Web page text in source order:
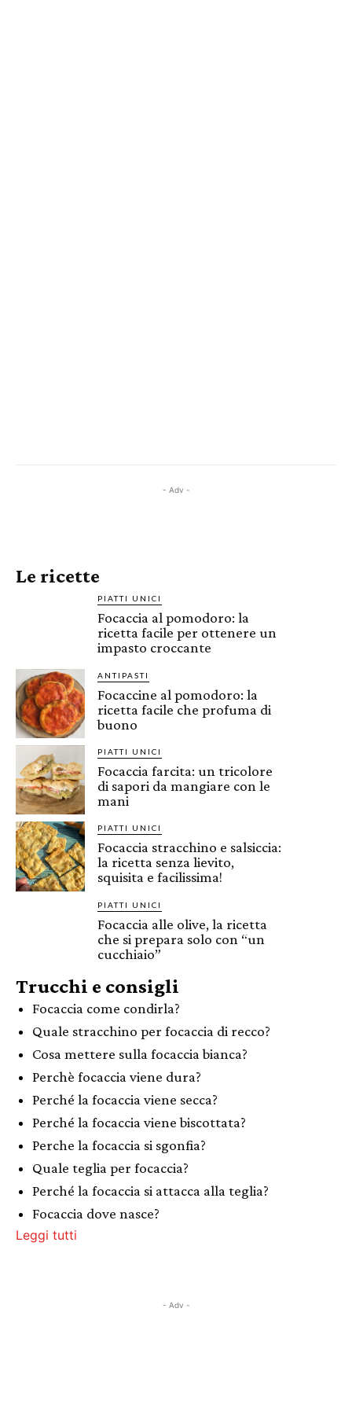
- Adv -
Le ricette
PIATTI UNICI
Focaccia al pomodoro: la
ricetta facile per ottenere un
impasto croccante
ANTIPASTI
Focaccine al pomodoro: la
ricetta facile che profuma di
buono
PIATTI UNICI
Focaccia farcita: un tricolore
di sapori da mangiare con le
mani
PIATTI UNICI
Focaccia stracchino e salsiccia:
la ricetta senza lievito,
squisita e facilissima!
PIATTI UNICI
Focaccia alle olive, la ricetta
che si prepara solo con “un
cucchiaio”
Trucchi e consigli
Focaccia come condirla?
Quale stracchino per focaccia di recco?
Cosa mettere sulla focaccia bianca?
Perchè focaccia viene dura?
Perché la focaccia viene secca?
Perché la focaccia viene biscottata?
Perche la focaccia si sgonfia?
Quale teglia per focaccia?
Perché la focaccia si attacca alla teglia?
Focaccia dove nasce?
Leggi tutti
- Adv -